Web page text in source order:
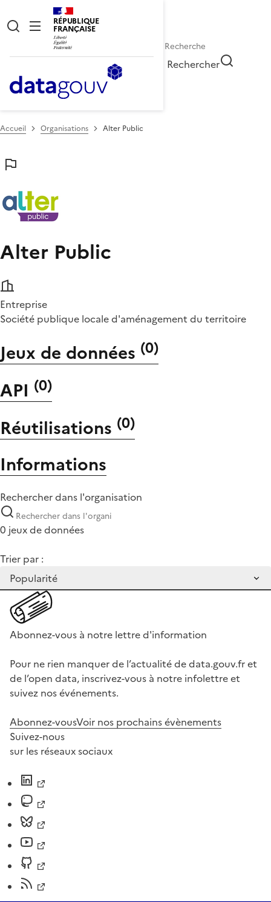
RÉPUBLIQUE
FRANÇAISE
Rechercher
Accueil Organisations Alter Public
Alter Public
Entreprise
Société publique locale d'aménagement du territoire
Jeux de données (0)
API (0)
Réutilisations (0)
Informations
Rechercher dans l'organisation
0 jeux de données
Trier par :
Abonnez-vous à notre lettre d'information
Pour ne rien manquer de l’actualité de data.gouv.fr et
de l’open data, inscrivez-vous à notre infolettre et
suivez nos événements.
Abonnez-vousVoir nos prochains évènements
Suivez-nous
sur les réseaux sociaux